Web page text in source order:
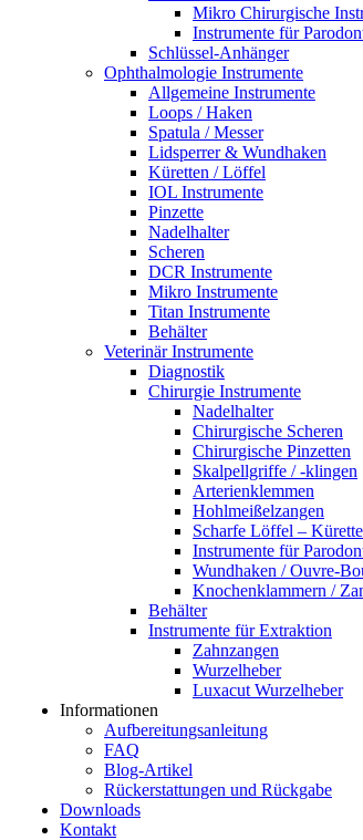
Mikro Chirurgische
Instrumente für
Schlüssel-Anhänger
Ophthalmologie Instrumente
Allgemeine Instrumente
Loops / Haken
Spatula / Messer
Lidsperrer & Wundhaken
Küretten / Löffel
IOL Instrumente
Pinzette
Nadelhalter
Scheren
DCR Instrumente
Mikro Instrumente
Titan Instrumente
Behälter
Veterinär Instrumente
Diagnostik
Chirurgie Instrumente
Nadelhalter
Chirurgische Scheren
Chirurgische Pinzetten
Skalpellgriffe / -klingen
Arterienklemmen
Hohlmeißelzangen
Scharfe Löffel –
Instrumente für
Wundhaken / Ouvre-
Knochenklammern /
Behälter
Instrumente für Extraktion
Zahnzangen
Wurzelheber
Luxacut Wurzelheber
Informationen
Aufbereitungsanleitung
FAQ
Blog-Artikel
Rückerstattungen und Rückgabe
Downloads
Kontakt